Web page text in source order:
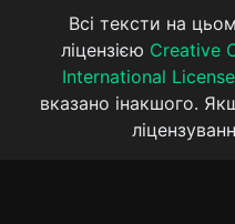
Всі тексти на
ліцензією Creative
International License
вказано інакшого.